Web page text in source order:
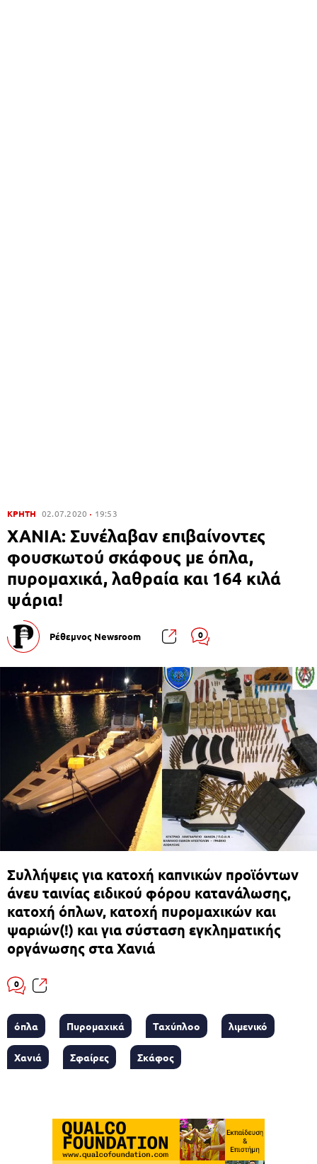
ΚΡΗΤΗ 02.07.2020 19:53
ΧΑΝΙΑ: Συνέλαβαν επιβαίνοντες
φουσκωτού σκάφους με όπλα,
πυρομαχικά, λαθραία και 164 κιλά
ψάρια!
Ρέθεμνος Newsroom 0
Συλλήψεις για κατοχή καπνικών προϊόντων
άνευ ταινίας ειδικού φόρου κατανάλωσης,
κατοχή όπλων, κατοχή πυρομαχικών και
ψαριών(!) και για σύσταση εγκληματικής
οργάνωσης στα Χανιά
0
όπλα Πυρομαχικά Ταχύπλοο λιμενικό
Χανιά Σφαίρες Σκάφος